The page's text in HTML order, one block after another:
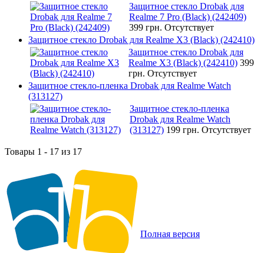
Защитное стекло Drobak для
Realme 7 Pro (Black) (242409)
399 грн. Отсутствует
Защитное стекло Drobak для Realme X3 (Black) (242410)
Защитное стекло Drobak для
Realme X3 (Black) (242410) 399
грн. Отсутствует
Защитное стекло-пленка Drobak для Realme Watch
(313127)
Защитное стекло-пленка
Drobak для Realme Watch
(313127) 199 грн. Отсутствует
Товары 1 - 17 из 17
Полная версия